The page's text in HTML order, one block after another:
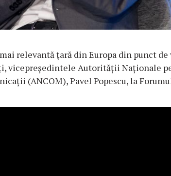
relevantă ţară din Europa din punct
vicepreşedintele Autorităţii Naţionale
(ANCOM), Pavel Popescu, la